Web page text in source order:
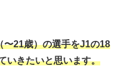
〜21歳）の選手をJ1の18
いきたいと思います。